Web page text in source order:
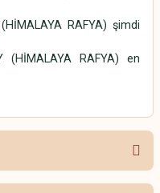
RAFYA) şimdi
(HİMALAYA RAFYA) en